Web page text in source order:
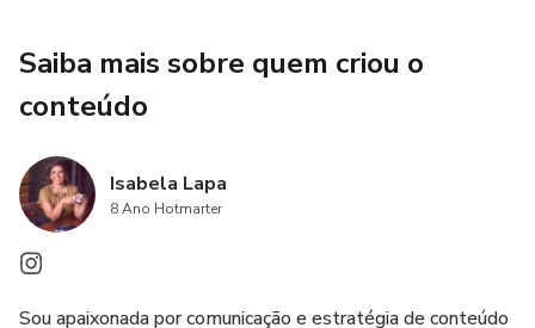
Saiba mais sobre quem criou o
conteúdo
Isabela Lapa
8 Ano Hotmarter
Sou apaixonada por comunicação e estratégia de conteúdo